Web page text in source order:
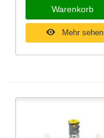
Warenkorb
Mehr sehen